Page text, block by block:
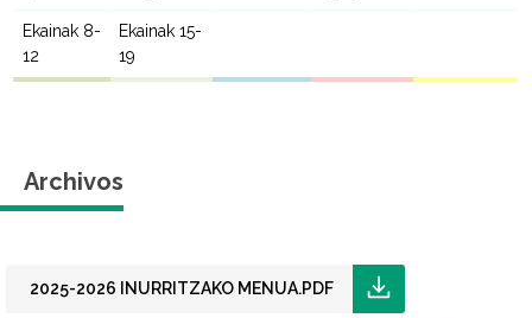
Ekainak 8-
12
Ekainak 15-
19
Archivos
2025-2026 INURRITZAKO MENUA.PDF